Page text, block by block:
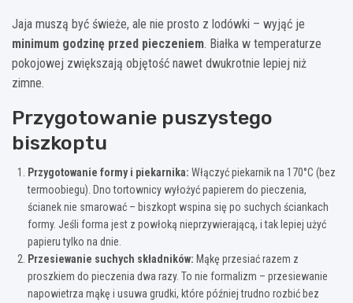
Jaja muszą być świeże, ale nie prosto z lodówki – wyjąć je
minimum godzinę przed pieczeniem. Białka w temperaturze
pokojowej zwiększają objętość nawet dwukrotnie lepiej niż
zimne.
Przygotowanie puszystego
biszkoptu
Przygotowanie formy i piekarnika: Włączyć piekarnik na 170°C (bez
termoobiegu). Dno tortownicy wyłożyć papierem do pieczenia,
ścianek nie smarować – biszkopt wspina się po suchych ściankach
formy. Jeśli forma jest z powłoką nieprzywierającą, i tak lepiej użyć
papieru tylko na dnie.
Przesiewanie suchych składników: Mąkę przesiać razem z
proszkiem do pieczenia dwa razy. To nie formalizm – przesiewanie
napowietrza mąkę i usuwa grudki, które później trudno rozbić bez